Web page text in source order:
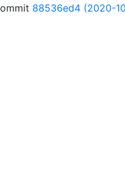
88536ed4 (2020-